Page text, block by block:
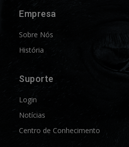
Empresa
Sobre Nós
História
Suporte
Login
Notícias
Centro de Conhecimento